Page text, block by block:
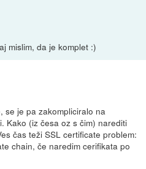
mislim, da je komplet :)
se je pa zakompliciralo na
Kako (iz česa oz s čim) narediti
čas teži SSL certificate problem:
chain, če naredim cerifikata po